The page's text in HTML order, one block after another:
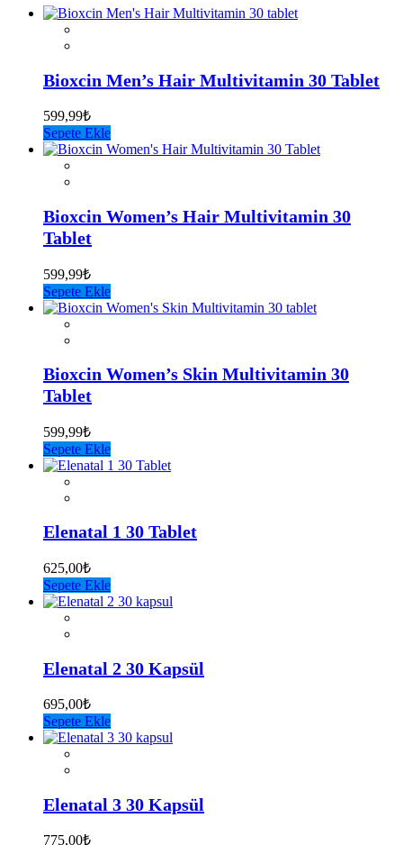
Bioxcin Men’s Hair Multivitamin 30 Tablet
599,99₺
Sepete Ekle
Bioxcin Women’s Hair Multivitamin 30
Tablet
599,99₺
Sepete Ekle
Bioxcin Women’s Skin Multivitamin 30
Tablet
599,99₺
Sepete Ekle
Elenatal 1 30 Tablet
625,00₺
Sepete Ekle
Elenatal 2 30 Kapsül
695,00₺
Sepete Ekle
Elenatal 3 30 Kapsül
775,00₺